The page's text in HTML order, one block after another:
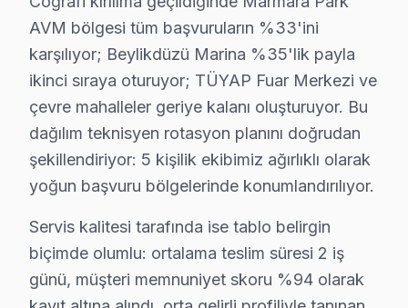
Fiziksel Belirti:televizyon açılıp kapanıyor ya da
Neden:Güç kartının aşırı yüklenmesi veya yanması,
2025 Türkiye Fiyatı:Güç kartı tamiri için ₺400 -
Etkilenen Modeller:Telefunken U55U877 ve
Bu süreçte şeffaflık, hem müşterinin hem de
Beylikdüzü Mahallelerinde Telefunken Servis
Adnan Kahveci'de Telefunken TV Servisi
Adnan Kahveci Mahallesi, genellikle 1990'ların
AVM bölgesi tüm başvuruların %33'ini
karşılıyor; Beylikdüzü Marina %35'lik payla
ikinci sıraya oturuyor; TÜYAP Fuar Merkezi ve
çevre mahalleler geriye kalanı oluşturuyor. Bu
dağılım teknisyen rotasyon planını doğrudan
şekillendiriyor: 5 kişilik ekibimiz ağırlıklı olarak
yoğun başvuru bölgelerinde konumlandırılıyor.
Servis kalitesi tarafında ise tablo belirgin
biçimde olumlu: ortalama teslim süresi 2 iş
günü, müşteri memnuniyet skoru %94 olarak